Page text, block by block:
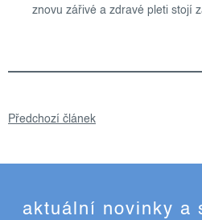
znovu zářivé a zdravé pleti stojí
Předchozí článek
aktuální novinky a